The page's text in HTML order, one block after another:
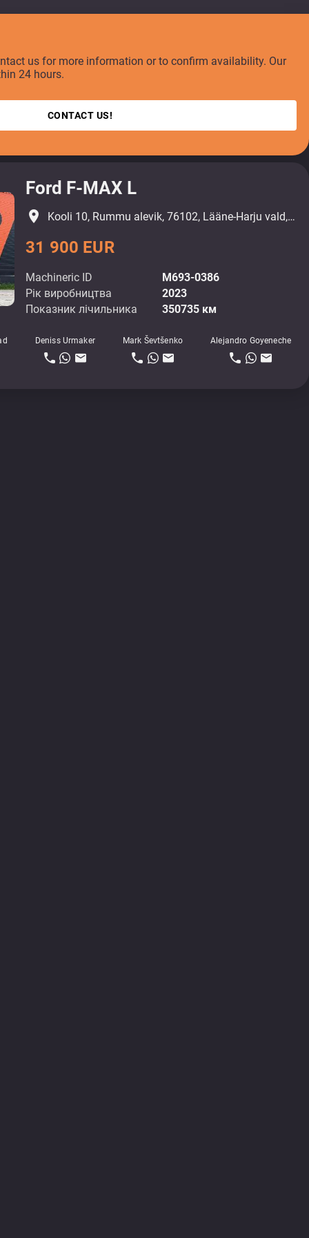
us for more information or to confirm availability. Our
24 hours.
CONTACT US!
Ford F-MAX L
Machineric ID
M693-0386
Рік виробництва
2023
Показник лічильника
350735 км
Deniss Urmaker Mark Ševtšenko Alejandro Goyeneche
31 900 EUR
place Kooli 10, Rummu alevik, 76102, Lääne-Harju vald, Harjumaa